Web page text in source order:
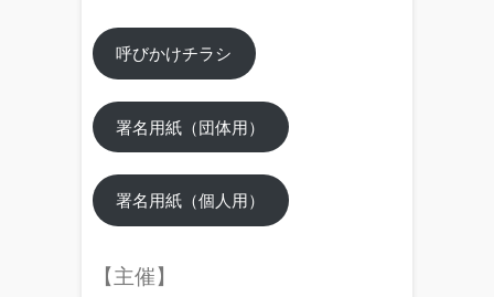
呼びかけチラシ
署名用紙（団体用）
署名用紙（個人用）
【主催】